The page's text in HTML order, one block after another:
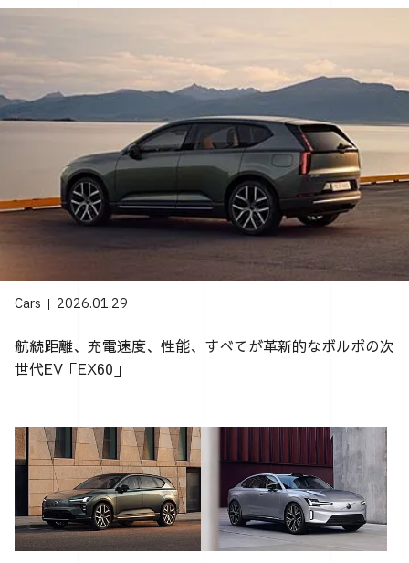
Cars 2026.01.29
航続距離、充電速度、性能、すべてが革新的なボルボの次
世代EV「EX60」